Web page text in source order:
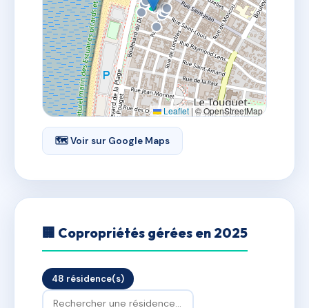
Leaflet | © OpenStreetMap
🗺 Voir sur Google Maps
🏢 Copropriétés gérées en 2025
48 résidence(s)